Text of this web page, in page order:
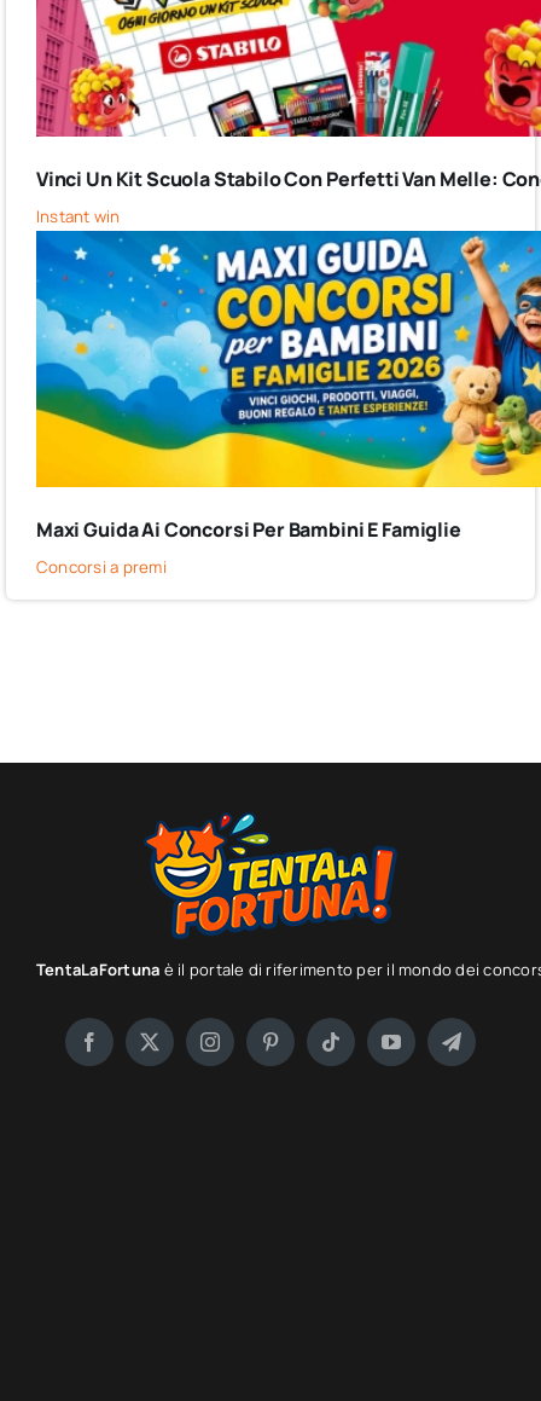
Vinci Un Kit Scuola Stabilo Con Perfetti Van Melle:
Instant win
Maxi Guida Ai Concorsi Per Bambini E Famiglie
Concorsi a premi
TentaLaFortuna è il portale di riferimento per il mondo dei